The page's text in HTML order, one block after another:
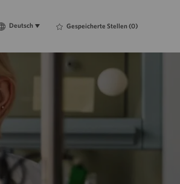
Language
Deutsch
Deutsch Gespeicherte Stellen (0)